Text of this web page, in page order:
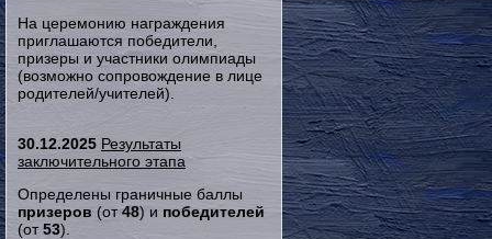
На церемонию награждения
приглашаются победители,
призеры и участники олимпиады
(возможно сопровождение в лице
родителей/учителей).
30.12.2025 Результаты
заключительного этапа
Определены граничные баллы
призеров (от48) и победителей
(от53).